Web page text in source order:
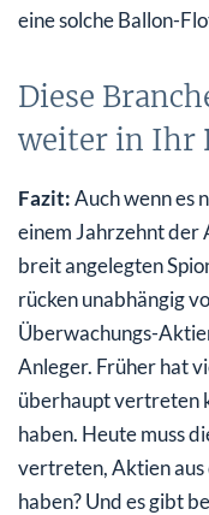
eine solche Ballon-
Diese
weiter in Ihr
Fazit:Auch wenn es
einem Jahrzehnt der
breit angelegten
rücken unabhängig
Überwachungs-
Anleger. Früher hat
überhaupt vertreten
haben. Heute muss
vertreten, Aktien aus
haben? Und es gibt